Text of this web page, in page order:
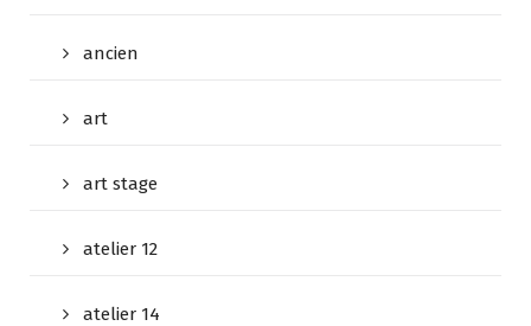
ancien
art
art stage
atelier 12
atelier 14